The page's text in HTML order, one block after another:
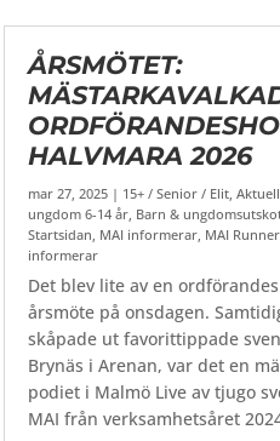
ÅRSMÖTET:
HALVMARA 2026
mar 27, 2025| 15+ / Senior / Elit,
ungdom 6-14 år, Barn &
Startsidan, MAI informerar, MAI
informerar
Det blev lite av en
årsmöte på onsdagen.
skåpade ut favorittippade
Brynäs i Arenan, var det en
podiet i Malmö Live av tjugo
MAI från verksamhetsåret